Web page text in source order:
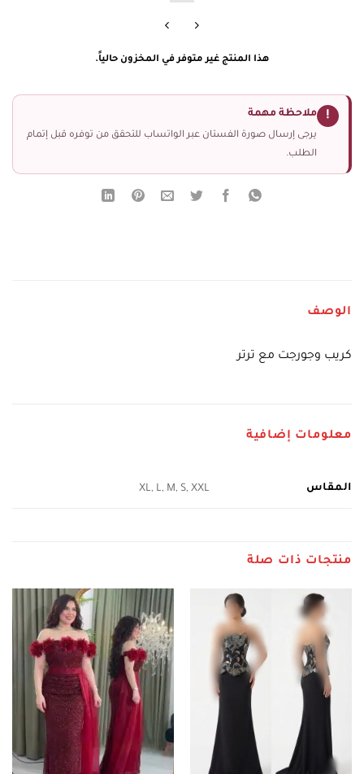
هذا المنتج غير متوفر في المخزون حالياً.
! ملاحظة مهمة
يرجى إرسال صورة الفستان عبر الواتساب للتحقق من توفره قبل إتمام
الطلب.
الوصف
كريب وجورجت مع ترتر
معلومات إضافية
المقاس XL, L, M, S, XXL
منتجات ذات صلة